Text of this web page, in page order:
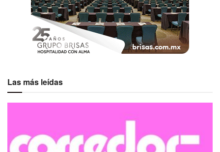
Bar mexicano (1 hr)
Mobiliario
Descorche
5 hrs de música (Dj)
Impuestos
De estructura circular, con un patio central y cubierta por
Las más leídas